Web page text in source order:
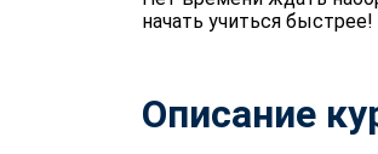
начать учиться быстрее!
Описание